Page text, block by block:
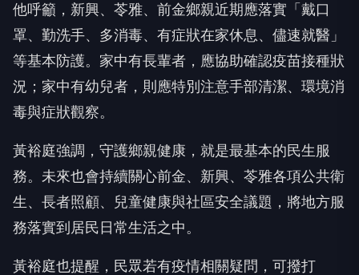
他呼籲，新興、苓雅、前金鄉親近期應落實「戴口
罩、勤洗手、多消毒、有症狀在家休息、儘速就醫」
等基本防護。家中有長輩者，應協助確認疫苗接種狀
況；家中有幼兒者，則應特別注意手部清潔、環境消
毒與症狀觀察。
黃裕庭強調，守護鄉親健康，就是最基本的民生服
務。未來也會持續關心前金、新興、苓雅各項公共衛
生、長者照顧、兒童健康與社區安全議題，將地方服
務落實到居民日常生活之中。
黃裕庭也提醒，民眾若有疫情相關疑問，可撥打